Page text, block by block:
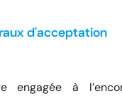
d'acceptation
engagée à